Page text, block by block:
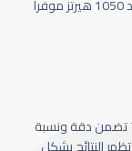
Schwind Amaris 1050 الذي يعمل بتردد 1050 هيرتز موفرا
كاميرا تتبع حركة العين سباعية الابعاد 7D تضمن دقة ونسبة